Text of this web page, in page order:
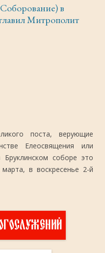
в
Митрополит
поста, верующие
Елеосвящения или
соборе это
в воскресенье 2-й